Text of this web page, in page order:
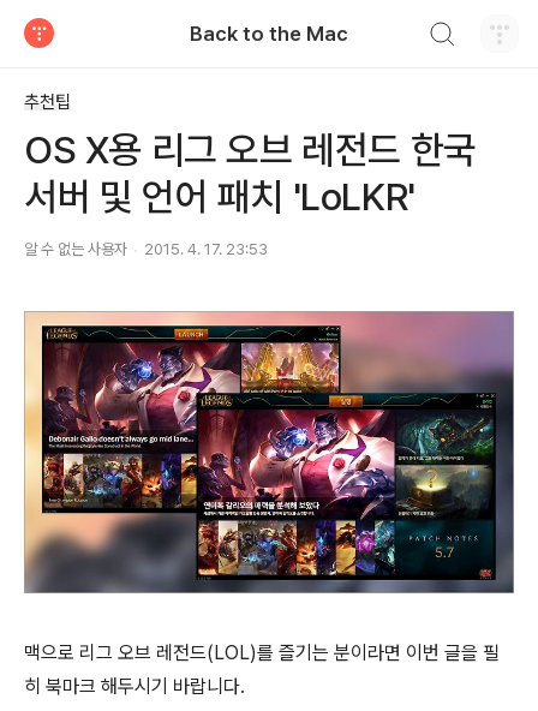
Back to the Mac
추천팁
OS X용 리그 오브 레전드 한국
서버 및 언어 패치 'LoLKR'
알 수 없는 사용자 2015. 4. 17. 23:53
맥으로 리그 오브 레전드(LOL)를 즐기는 분이라면 이번 글을 필
히 북마크 해두시기 바랍니다.